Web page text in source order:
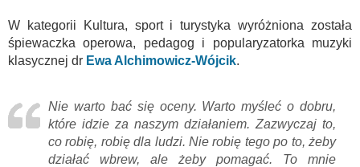
W kategorii Kultura, sport i turystyka wyróżniona została
śpiewaczka operowa, pedagog i popularyzatorka muzyki
klasycznej dr Ewa Alchimowicz-Wójcik.
Nie warto bać się oceny. Warto myśleć o dobru,
które idzie za naszym działaniem. Zazwyczaj to,
co robię, robię dla ludzi. Nie robię tego po to, żeby
działać wbrew, ale żeby pomagać. To mnie